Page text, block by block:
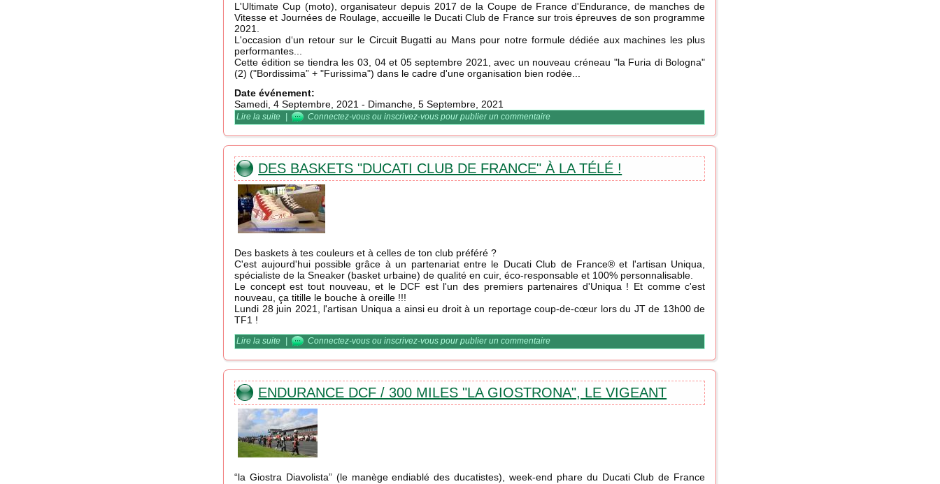
L'Ultimate Cup (moto), organisateur depuis 2017 de la Coupe de France d'Endurance, de manches de
Vitesse et Journées de Roulage, accueille le Ducati Club de France sur trois épreuves de son programme
2021.
L'occasion d‘un retour sur le Circuit Bugatti au Mans pour notre formule dédiée aux machines les plus
performantes...
Cette édition se tiendra les 03, 04 et 05 septembre 2021, avec un nouveau créneau "la Furia di Bologna"
(2) ("Bordissima” + "Furissima") dans le cadre d'une organisation bien rodée...
Date événement:
Samedi, 4 Septembre, 2021 - Dimanche, 5 Septembre, 2021
Lire la suite de Vitesse DCF / "la Furia (2)", Le Mans (Ultimate Cup)
| Connectez-vous ouinscrivez-vous pour publier un commentaire
DES BASKETS "DUCATI CLUB DE FRANCE" À LA TÉLÉ !
Des baskets à tes couleurs et à celles de ton club préféré ?
C'est aujourd'hui possible grâce à un partenariat entre le Ducati Club de France® et l'artisan Uniqua,
spécialiste de la Sneaker (basket urbaine) de qualité en cuir, éco-responsable et 100% personnalisable.
Le concept est tout nouveau, et le DCF est l'un des premiers partenaires d'Uniqua ! Et comme c'est
nouveau, ça titille le bouche à oreille !!!
Lundi 28 juin 2021, l'artisan Uniqua a ainsi eu droit à un reportage coup-de-cœur lors du JT de 13h00 de
TF1 !
Lire la suite de Des baskets "Ducati Club de France" à la télé !
| Connectez-vous ouinscrivez-vous pour publier un commentaire
ENDURANCE DCF / 300 MILES "LA GIOSTRONA", LE VIGEANT
“la Giostra Diavolista” (le manège endiablé des ducatistes), week-end phare du Ducati Club de France